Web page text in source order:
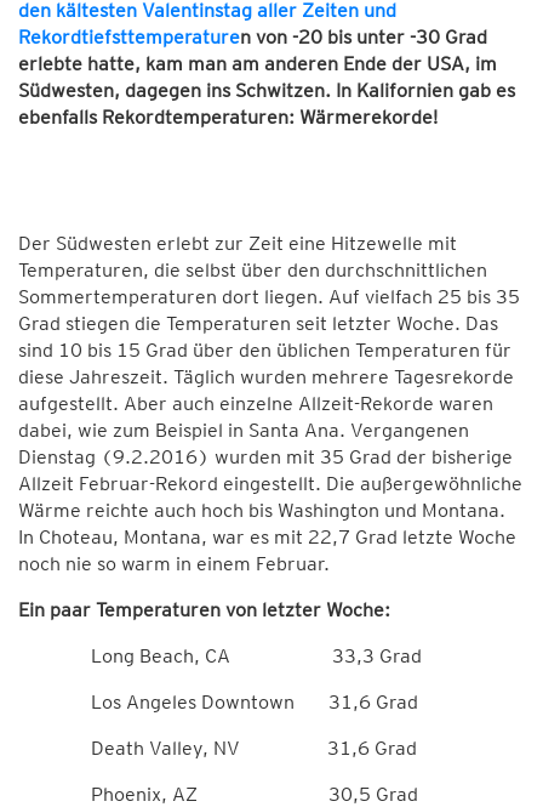
den kältesten Valentinstag aller Zeiten und
Rekordtiefsttemperaturen von -20 bis unter -30 Grad
erlebte hatte, kam man am anderen Ende der USA, im
Südwesten, dagegen ins Schwitzen. In Kalifornien gab es
ebenfalls Rekordtemperaturen: Wärmerekorde!
Der Südwesten erlebt zur Zeit eine Hitzewelle mit
Temperaturen, die selbst über den durchschnittlichen
Sommertemperaturen dort liegen. Auf vielfach 25 bis 35
Grad stiegen die Temperaturen seit letzter Woche. Das
sind 10 bis 15 Grad über den üblichen Temperaturen für
diese Jahreszeit. Täglich wurden mehrere Tagesrekorde
aufgestellt. Aber auch einzelne Allzeit-Rekorde waren
dabei, wie zum Beispiel in Santa Ana. Vergangenen
Dienstag (9.2.2016) wurden mit 35 Grad der bisherige
Allzeit Februar-Rekord eingestellt. Die außergewöhnliche
Wärme reichte auch hoch bis Washington und Montana.
In Choteau, Montana, war es mit 22,7 Grad letzte Woche
noch nie so warm in einem Februar.
Ein paar Temperaturen von letzter Woche:
Long Beach, CA 33,3 Grad
Los Angeles Downtown 31,6 Grad
Death Valley, NV 31,6 Grad
Phoenix, AZ 30,5 Grad